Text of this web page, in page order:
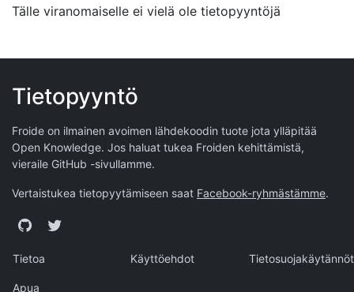
Tälle viranomaiselle ei vielä ole tietopyyntöjä
Tietopyyntö
Froide on ilmainen avoimen lähdekoodin tuote jota ylläpitää
Open Knowledge. Jos haluat tukea Froiden kehittämistä,
vieraile GitHub -sivullamme.
Vertaistukea tietopyytämiseen saat Facebook-ryhmästämme.
GitHubTwitter
Tietoa Käyttöehdot Tietosuojakäytännöt
Apua